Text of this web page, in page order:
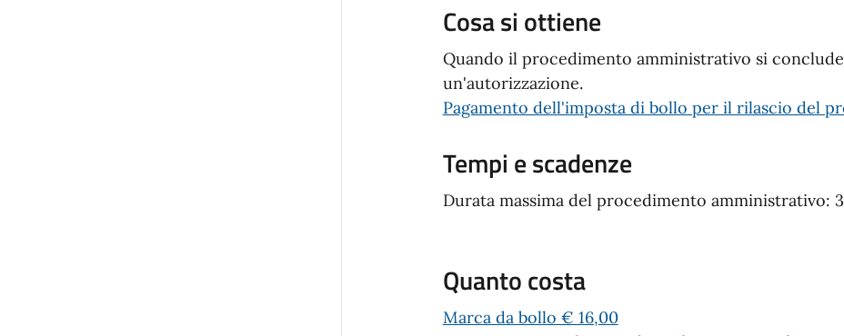
Cosa si ottiene
Quando il procedimento amministrativo si
un'autorizzazione.
Pagamento dell'imposta di bollo per il rilascio del
Tempi e scadenze
Durata massima del procedimento amministrativo:
Quanto costa
Marca da bollo € 16,00